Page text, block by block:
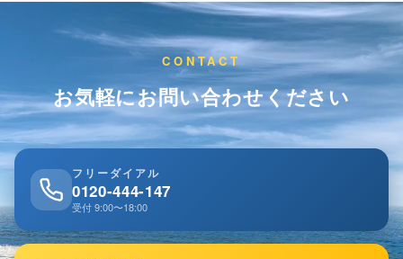
CONTACT
お気軽にお問い合わせください
フリーダイアル
0120-444-147
受付 9:00〜18:00